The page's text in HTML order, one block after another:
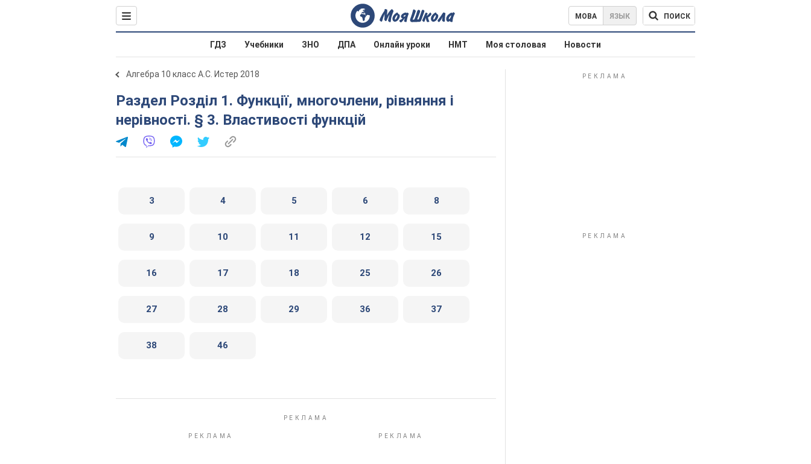
МОВА ЯЗЫК ПОИСК
ГДЗ Учебники ЗНО ДПА Онлайн уроки НМТ Моя столовая Новости
Алгебра 10 класс А.С. Истер 2018
Раздел Розділ 1. Функції, многочлени, рівняння і
нерівності. § 3. Властивості функцій
3 4 5 6 8
9 10 11 12 15
16 17 18 25 26
27 28 29 36 37
38 46